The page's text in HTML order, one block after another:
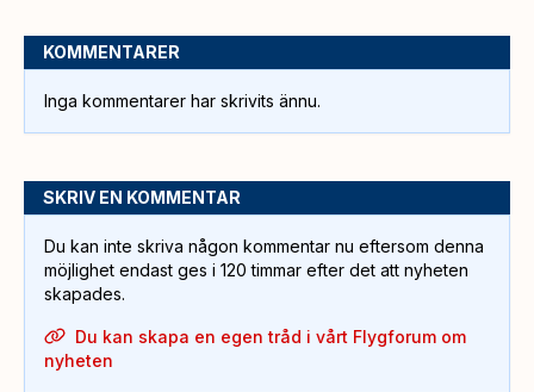
KOMMENTARER
Inga kommentarer har skrivits ännu.
SKRIV EN KOMMENTAR
Du kan inte skriva någon kommentar nu eftersom denna
möjlighet endast ges i 120 timmar efter det att nyheten
skapades.
Du kan skapa en egen tråd i vårt Flygforum om
nyheten